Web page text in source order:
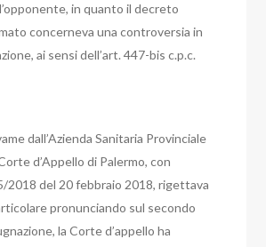
in quanto il decreto
concerneva una controversia in
ai sensi dell’art. 447-bis c.p.c.
dall’Azienda Sanitaria Provinciale
d’Appello di Palermo, con
2018 del 20 febbraio 2018, rigettava
pronunciando sul secondo
la Corte d’appello ha